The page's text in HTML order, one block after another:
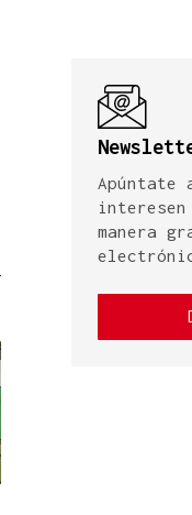
Apúntate
manera